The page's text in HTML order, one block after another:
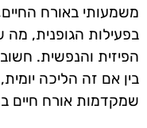
משמעותי באורח
בפעילות הגופנית,
הפיזית והנפשית.
בין אם זה הליכה
שמקדמות אורח חיים